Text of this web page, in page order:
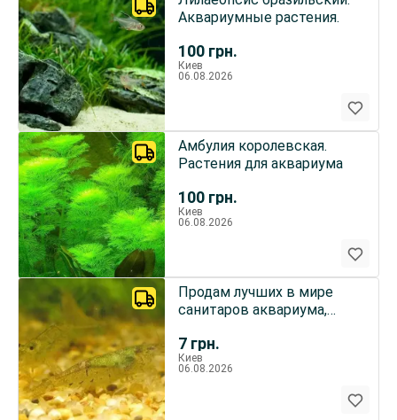
100 грн.
Аквариумные растения.
Киев
06.08.2026
100 грн.
Амбулия королевская.
Растения для аквариума
Киев
06.08.2026
7 грн.
Продам лучших в мире
санитаров аквариума,
Киев
06.08.2026